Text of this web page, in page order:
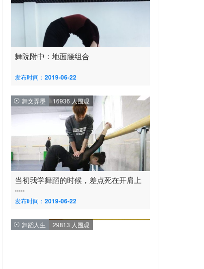
舞院附中：地面腰组合
发布时间：2019-06-22
舞文弄墨 16936 人围观
当初我学舞蹈的时候，差点死在开肩上
·····
发布时间：2019-06-22
舞蹈人生 29813 人围观